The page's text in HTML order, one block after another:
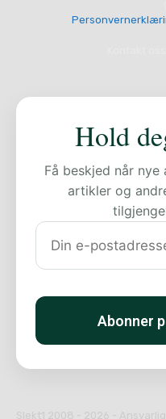
Hold
Få beskjed når nye
artikler og